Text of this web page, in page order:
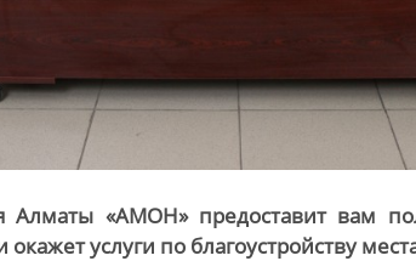
Алматы «АМОН» предоставит вам
окажет услуги по благоустройству